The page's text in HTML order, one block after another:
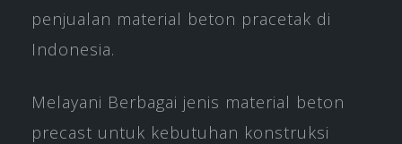
penjualan material beton pracetak di
Indonesia.
Melayani Berbagai jenis material beton
precast untuk kebutuhan konstruksi